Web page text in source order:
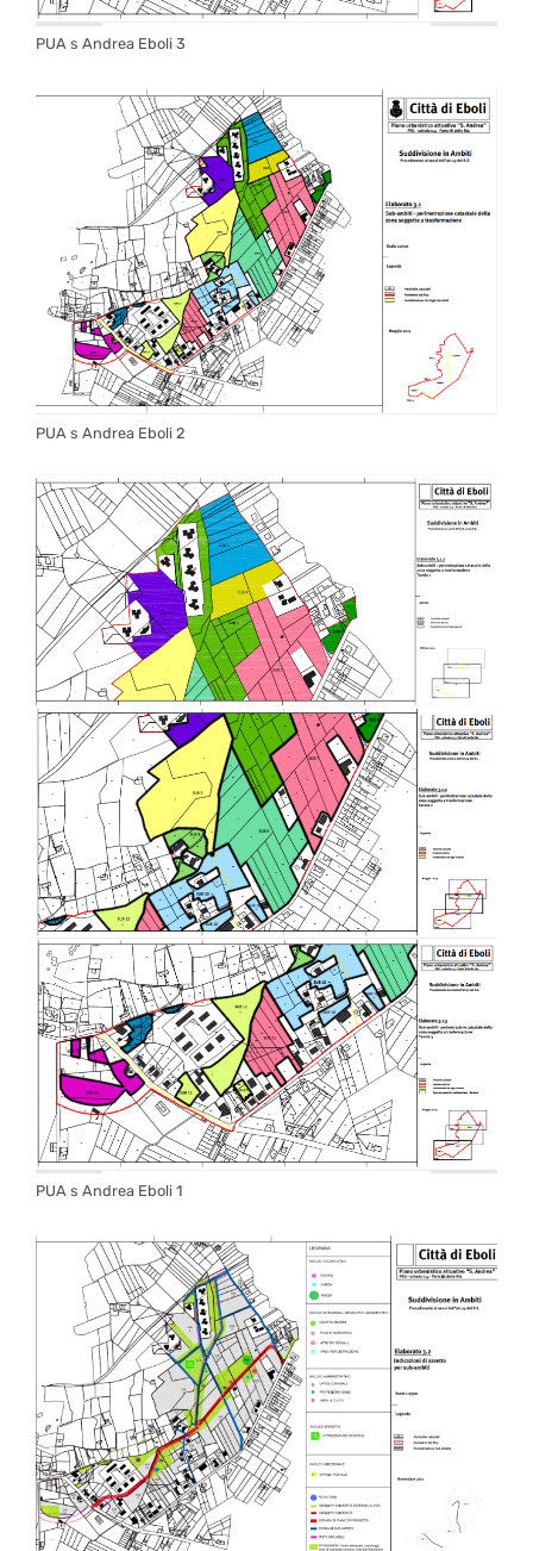
PUA s Andrea Eboli 3
PUA s Andrea Eboli 2
PUA s Andrea Eboli 1